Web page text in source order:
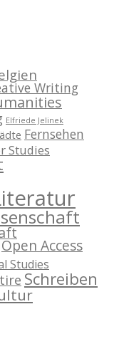
Writing
Elfriede Jelinek
Fernsehen
Studies
Open Access
Studies
Schreiben